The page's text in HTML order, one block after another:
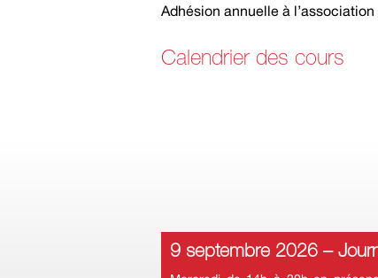
Adhésion annuelle à
Calendrier des cours
9 septembre 2026 –